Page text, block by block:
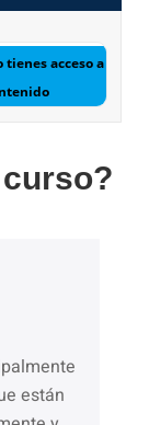
acceso a este
están